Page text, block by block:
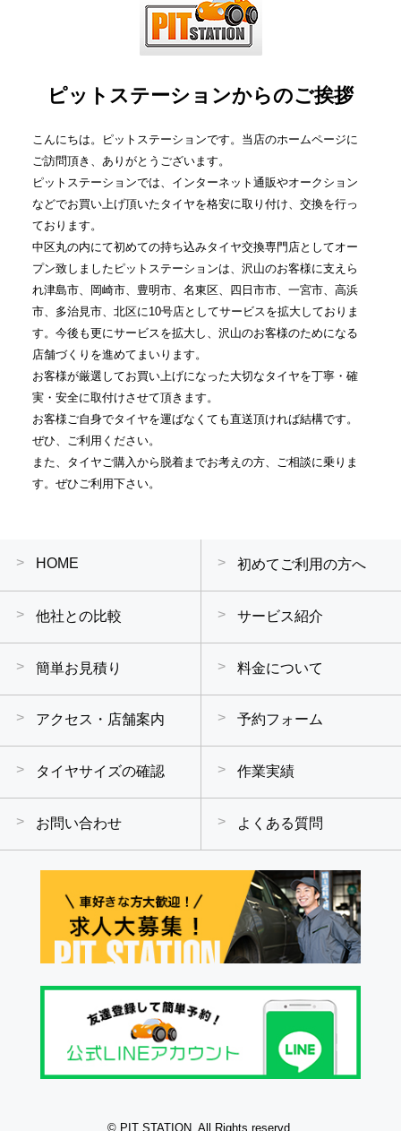
ピットステーションからのご挨拶
こんにちは。ピットステーションです。当店のホームページに
ご訪問頂き、ありがとうございます。
ピットステーションでは、インターネット通販やオークション
などでお買い上げ頂いたタイヤを格安に取り付け、交換を行っ
ております。
中区丸の内にて初めての持ち込みタイヤ交換専門店としてオー
プン致しましたピットステーションは、沢山のお客様に支えら
れ津島市、岡崎市、豊明市、名東区、四日市市、一宮市、高浜
市、多治見市、北区に10号店としてサービスを拡大しておりま
す。今後も更にサービスを拡大し、沢山のお客様のためになる
店舗づくりを進めてまいります。
お客様が厳選してお買い上げになった大切なタイヤを丁寧・確
実・安全に取付けさせて頂きます。
お客様ご自身でタイヤを運ばなくても直送頂ければ結構です。
ぜひ、ご利用ください。
また、タイヤご購入から脱着までお考えの方、ご相談に乗りま
す。ぜひご利用下さい。
HOME 初めてご利用の方へ
他社との比較 サービス紹介
簡単お見積り 料金について
アクセス・店舗案内 予約フォーム
タイヤサイズの確認 作業実績
お問い合わせ よくある質問
© PIT STATION. All Rights reservd.